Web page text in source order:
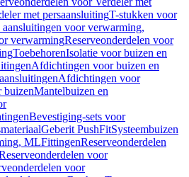
met persaansluitingT-stukken voor
aansluitingen voor verwarming,
verwarmingReserveonderdelen voor
ToebehorenIsolatie voor buizen en
Afdichtingen voor buizen en
Afdichtingen voor
buizenMantelbuizen en
Bevestiging-sets voor
Geberit PushFitSysteembuizen
MLFittingenReserveonderdelen
voor
voor